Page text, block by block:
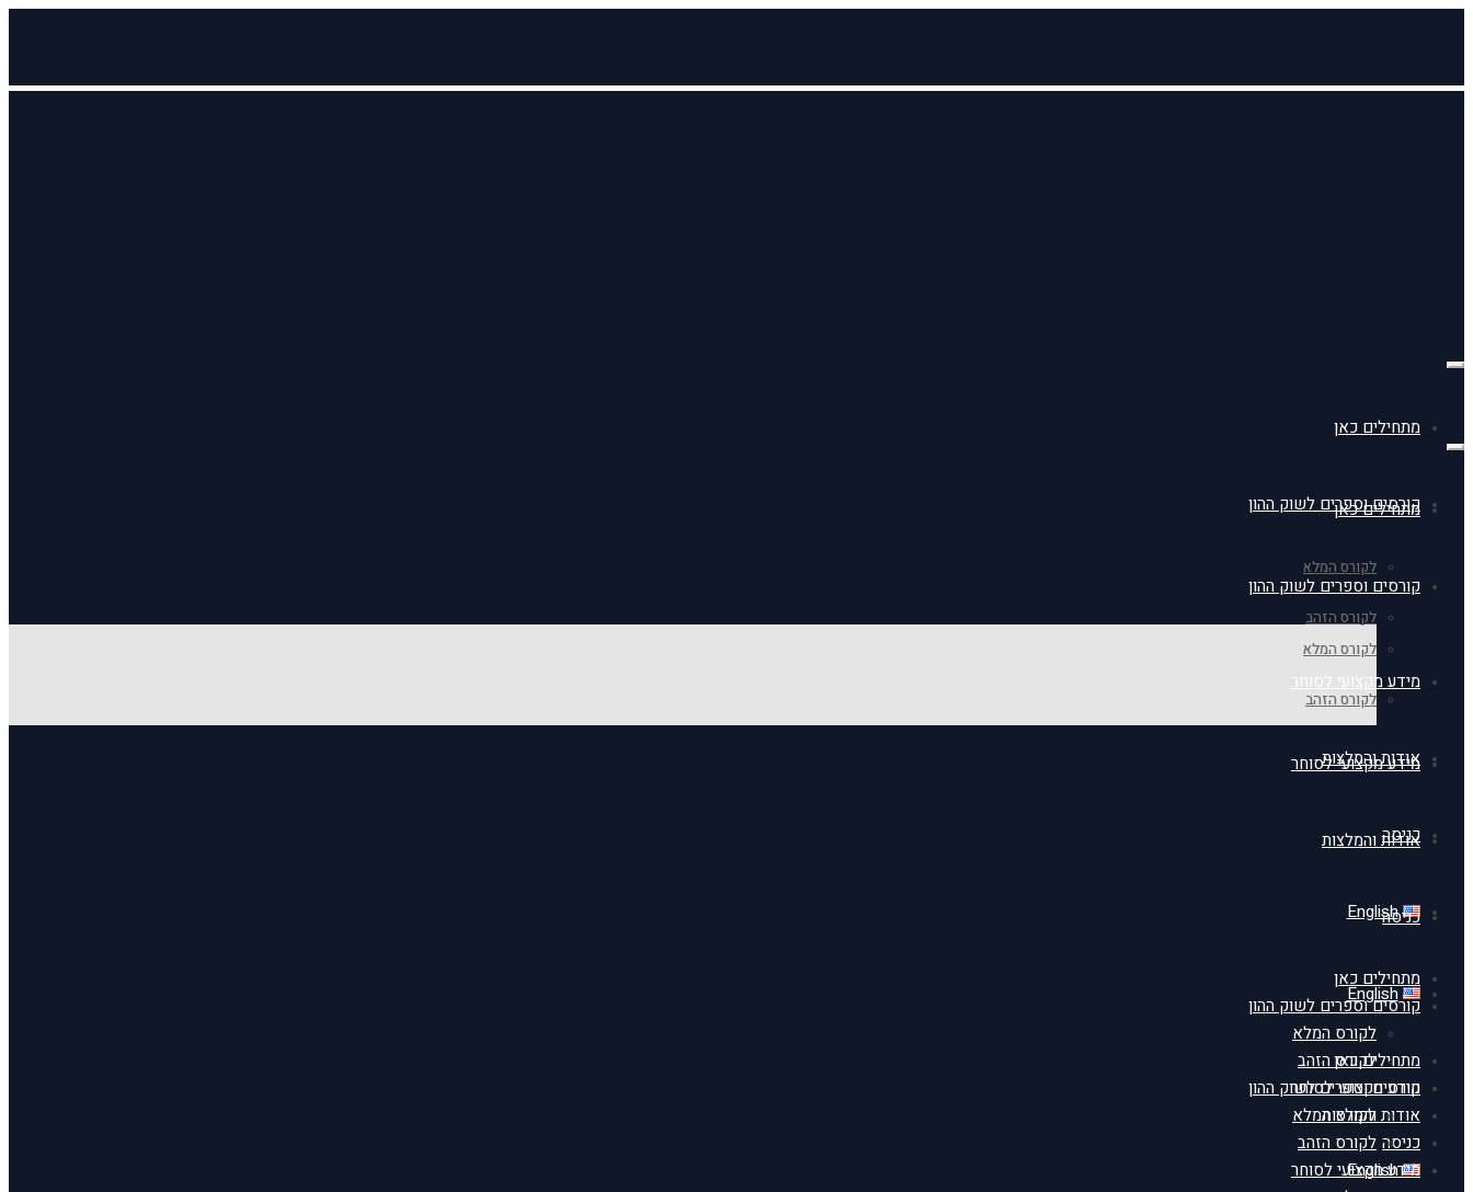
תפריט
מתחילים כאן
קורסים וספרים לשוק ההון
לקורס המלא
לקורס הזהב
מידע מקצועי לסוחר
אודות והמלצות
כניסה
English
מתחילים כאן
קורסים וספרים לשוק ההון
לקורס המלא
לקורס הזהב
מידע מקצועי לסוחר
אודות והמלצות
כניסה
English
תפריט
מתחילים כאן
קורסים וספרים לשוק ההון
לקורס המלא
לקורס הזהב
מידע מקצועי לסוחר
אודות והמלצות
כניסה
English
מתחילים כאן
קורסים וספרים לשוק ההון
לקורס המלא
לקורס הזהב
מידע מקצועי לסוחר